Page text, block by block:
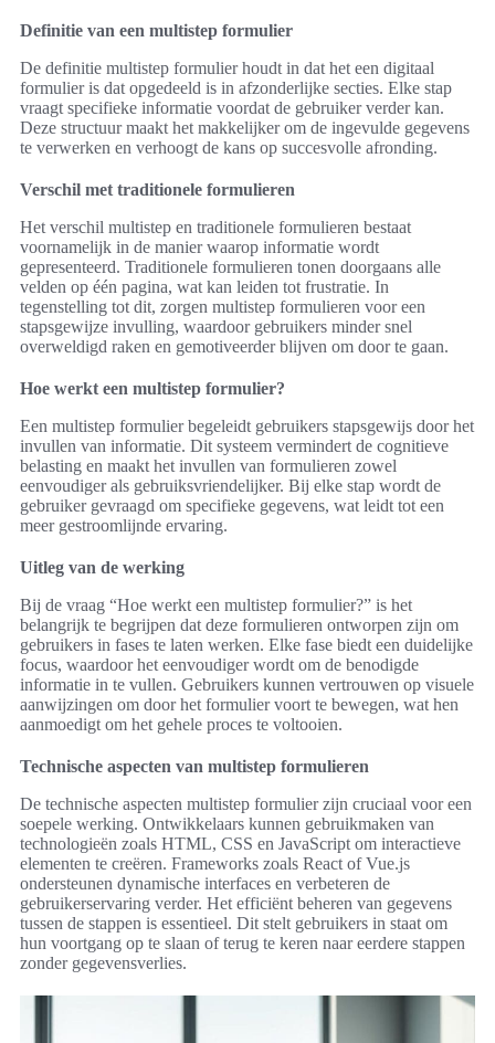
Definitie van een multistep formulier
De definitie multistep formulier houdt in dat het een digitaal
formulier is dat opgedeeld is in afzonderlijke secties. Elke stap
vraagt specifieke informatie voordat de gebruiker verder kan.
Deze structuur maakt het makkelijker om de ingevulde gegevens
te verwerken en verhoogt de kans op succesvolle afronding.
Verschil met traditionele formulieren
Het verschil multistep en traditionele formulieren bestaat
voornamelijk in de manier waarop informatie wordt
gepresenteerd. Traditionele formulieren tonen doorgaans alle
velden op één pagina, wat kan leiden tot frustratie. In
tegenstelling tot dit, zorgen multistep formulieren voor een
stapsgewijze invulling, waardoor gebruikers minder snel
overweldigd raken en gemotiveerder blijven om door te gaan.
Hoe werkt een multistep formulier?
Een multistep formulier begeleidt gebruikers stapsgewijs door het
invullen van informatie. Dit systeem vermindert de cognitieve
belasting en maakt het invullen van formulieren zowel
eenvoudiger als gebruiksvriendelijker. Bij elke stap wordt de
gebruiker gevraagd om specifieke gegevens, wat leidt tot een
meer gestroomlijnde ervaring.
Uitleg van de werking
Bij de vraag “Hoe werkt een multistep formulier?” is het
belangrijk te begrijpen dat deze formulieren ontworpen zijn om
gebruikers in fases te laten werken. Elke fase biedt een duidelijke
focus, waardoor het eenvoudiger wordt om de benodigde
informatie in te vullen. Gebruikers kunnen vertrouwen op visuele
aanwijzingen om door het formulier voort te bewegen, wat hen
aanmoedigt om het gehele proces te voltooien.
Technische aspecten van multistep formulieren
De technische aspecten multistep formulier zijn cruciaal voor een
soepele werking. Ontwikkelaars kunnen gebruikmaken van
technologieën zoals HTML, CSS en JavaScript om interactieve
elementen te creëren. Frameworks zoals React of Vue.js
ondersteunen dynamische interfaces en verbeteren de
gebruikerservaring verder. Het efficiënt beheren van gegevens
tussen de stappen is essentieel. Dit stelt gebruikers in staat om
hun voortgang op te slaan of terug te keren naar eerdere stappen
zonder gegevensverlies.